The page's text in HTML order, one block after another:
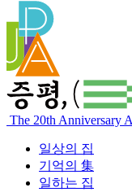
The 20th Anniversary
일상의 집
기억의 集
일하는 집